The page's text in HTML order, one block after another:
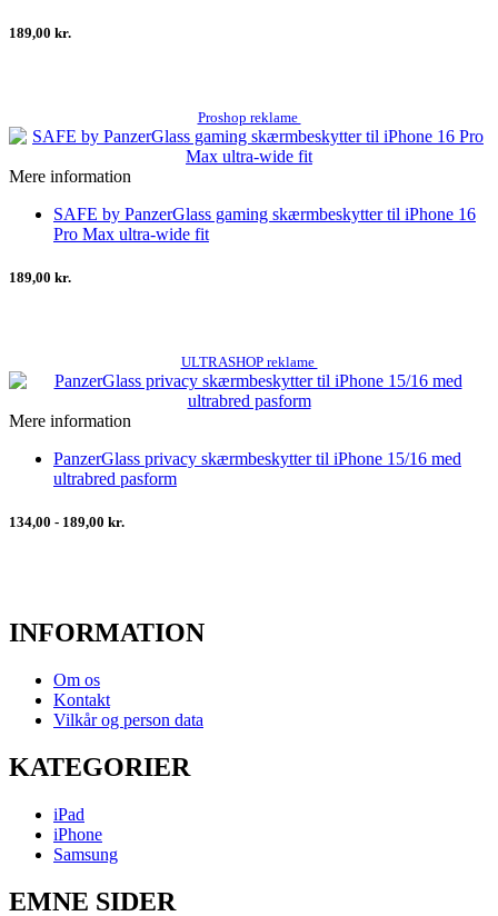
189,00 kr.
Proshop reklame
Mere information
SAFE by PanzerGlass gaming skærmbeskytter til iPhone 16
Pro Max ultra-wide fit
189,00 kr.
ULTRASHOP reklame
Mere information
PanzerGlass privacy skærmbeskytter til iPhone 15/16 med
ultrabred pasform
134,00 - 189,00 kr.
INFORMATION
Om os
Kontakt
Vilkår og person data
KATEGORIER
iPad
iPhone
Samsung
EMNE SIDER